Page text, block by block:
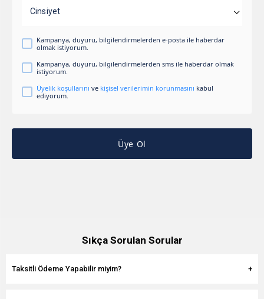
Cinsiyet
Kampanya, duyuru, bilgilendirmelerden e-posta ile haberdar
olmak istiyorum.
Kampanya, duyuru, bilgilendirmelerden sms ile haberdar olmak
istiyorum.
Üyelik koşullarını ve kişisel verilerimin korunmasını kabul
ediyorum.
Üye Ol
Sıkça Sorulan Sorular
Taksitli Ödeme Yapabilir miyim?